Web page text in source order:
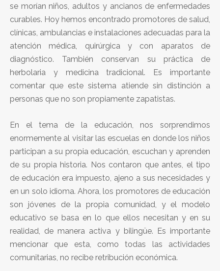
se morían niños, adultos y ancianos de enfermedades
curables. Hoy hemos encontrado promotores de salud,
clínicas, ambulancias e instalaciones adecuadas para la
atención médica, quirúrgica y con aparatos de
diagnóstico. También conservan su práctica de
herbolaria y medicina tradicional. Es importante
comentar que este sistema atiende sin distinción a
personas que no son propiamente zapatistas.
En el tema de la educación, nos sorprendimos
enormemente al visitar las escuelas en donde los niños
participan a su propia educación, escuchan y aprenden
de su propia historia. Nos contaron que antes, el tipo
de educación era impuesto, ajeno a sus necesidades y
en un solo idioma. Ahora, los promotores de educación
son jóvenes de la propia comunidad, y el modelo
educativo se basa en lo que ellos necesitan y en su
realidad, de manera activa y bilingüe. Es importante
mencionar que esta, como todas las actividades
comunitarias, no recibe retribución económica.